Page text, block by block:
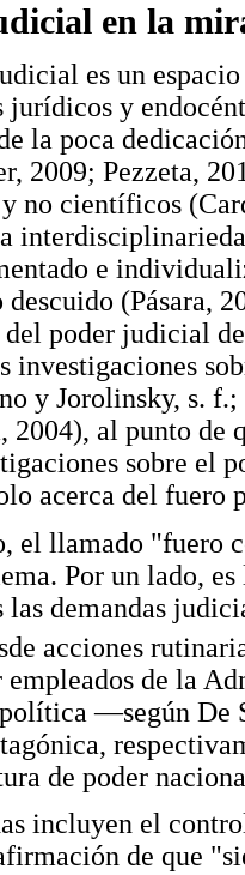
en la
es un
jurídicos y
la poca
2009; Pezzeta,
no científicos
e
(Pásara,
poder judicial
investigaciones
y Jorolinsky, s.
2004), al punto de
sobre el
acerca del fuero
el llamado "fuero
Por un lado,
demandas
acciones
empleados de la
—según De
de poder
incluyen el
de que